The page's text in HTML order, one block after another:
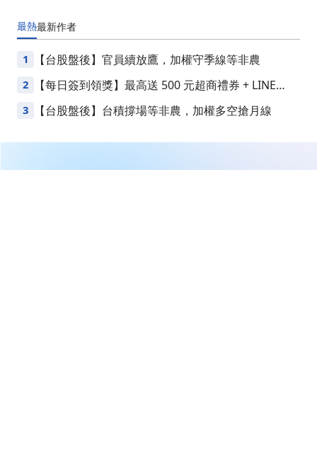
最熱最新作者
1 【台股盤後】官員續放鷹，加權守季線等非農
2
【每日簽到領獎】最高送 500 元超商禮券 + LINE
Points
3 【台股盤後】台積撐場等非農，加權多空搶月線